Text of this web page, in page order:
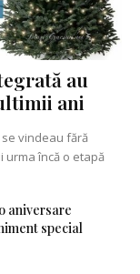
au
ani
vindeau fără
încă o etapă
aniversare
special